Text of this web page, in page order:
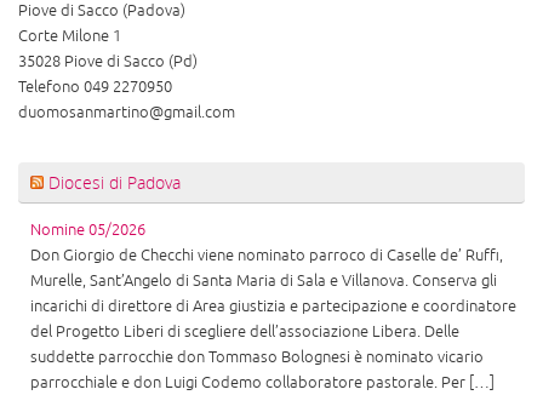
Piove di Sacco (Padova)
Corte Milone 1
35028 Piove di Sacco (Pd)
Telefono 049 2270950
duomosanmartino@gmail.com
Diocesi di Padova
Nomine 05/2026
Don Giorgio de Checchi viene nominato parroco di Caselle de’ Ruffi,
Murelle, Sant’Angelo di Santa Maria di Sala e Villanova. Conserva gli
incarichi di direttore di Area giustizia e partecipazione e coordinatore
del Progetto Liberi di scegliere dell’associazione Libera. Delle
suddette parrocchie don Tommaso Bolognesi è nominato vicario
parrocchiale e don Luigi Codemo collaboratore pastorale. Per […]